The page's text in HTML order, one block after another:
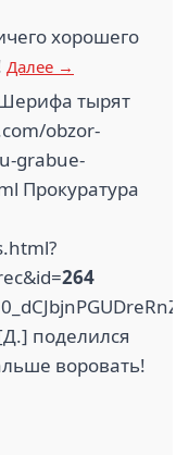
хорошего
Далее →
тырят
obzor-
grabue-
Прокуратура
264
поделился
воровать!